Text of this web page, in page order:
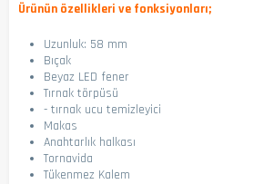
Ürünün özellikleri ve fonksiyonları;
Uzunluk: 58 mm
Bıçak
Beyaz LED fener
Tırnak törpüsü
- tırnak ucu temizleyici
Makas
Anahtarlık halkası
Tornavida
Tükenmez Kalem